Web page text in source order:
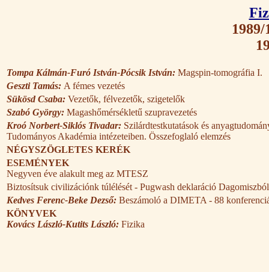
1989/
Tompa Kálmán-Furó István-Pócsik István: Magspin-tomográfia I.
Geszti Tamás: A fémes vezetés
Sükösd Csaba: Vezetők, félvezetők, szigetelők
Szabó György: Magashőmérsékletű szupravezetés
Kroó Norbert-Siklós Tivadar: Szilárdtestkutatások és
Tudományos Akadémia intézeteiben. Összefoglaló elemzés
NÉGYSZÖGLETES KERÉK
ESEMÉNYEK
Negyven éve alakult meg az MTESZ
Biztosítsuk civilizációnk túlélését - Pugwash deklaráció Dagomiszból
Kedves Ferenc-Beke Dezső: Beszámoló a DIMETA - 88
KÖNYVEK
Kovács László-Kutits László: Fizika